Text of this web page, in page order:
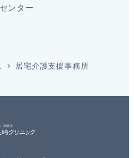
ンター
居宅介護支援事務所